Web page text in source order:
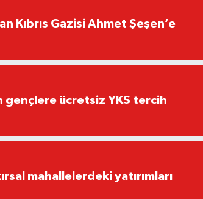
Kıbrıs Gazisi Ahmet Şeşen’e
gençlere ücretsiz YKS tercih
mahallelerdeki yatırımları